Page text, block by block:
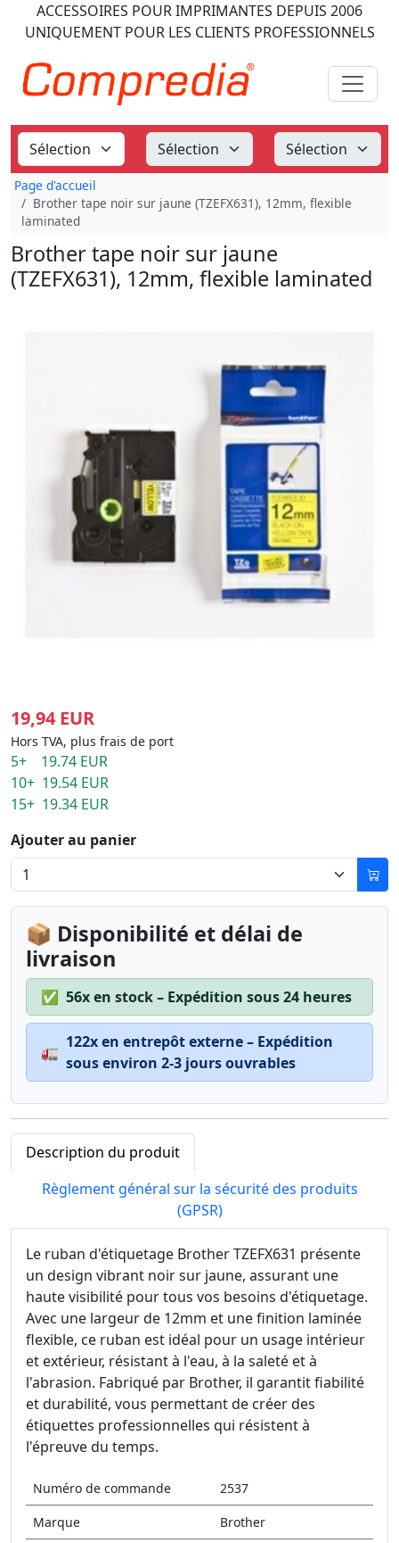
ACCESSOIRES POUR IMPRIMANTES DEPUIS 2006
UNIQUEMENT POUR LES CLIENTS PROFESSIONNELS
Page d'accueil
Brother tape noir sur jaune (TZEFX631), 12mm, flexible
laminated
Brother tape noir sur jaune
(TZEFX631), 12mm, flexible laminated
19,94 EUR
Hors TVA, plus frais de port
5+ 19.74 EUR
10+ 19.54 EUR
15+ 19.34 EUR
Ajouter au panier
📦 Disponibilité et délai de
livraison
✅ 56x en stock – Expédition sous 24 heures
🚛
122x en entrepôt externe – Expédition
sous environ 2-3 jours ouvrables
Description du produit
Règlement général sur la sécurité des produits
(GPSR)
Le ruban d'étiquetage Brother TZEFX631 présente
un design vibrant noir sur jaune, assurant une
haute visibilité pour tous vos besoins d'étiquetage.
Avec une largeur de 12mm et une finition laminée
flexible, ce ruban est idéal pour un usage intérieur
et extérieur, résistant à l'eau, à la saleté et à
l'abrasion. Fabriqué par Brother, il garantit fiabilité
et durabilité, vous permettant de créer des
étiquettes professionnelles qui résistent à
l'épreuve du temps.
Numéro de commande
2537
Marque
Brother